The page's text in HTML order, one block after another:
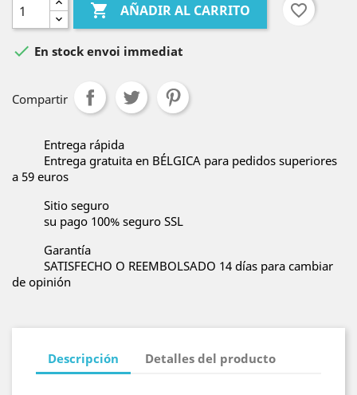
 AÑADIR AL CARRITO favorite_border
 En stock envoi immediat
Compartir
Entrega rápida
Entrega gratuita en BÉLGICA para pedidos superiores
a 59 euros
Sitio seguro
su pago 100% seguro SSL
Garantía
SATISFECHO O REEMBOLSADO 14 días para cambiar
de opinión
Descripción Detalles del producto